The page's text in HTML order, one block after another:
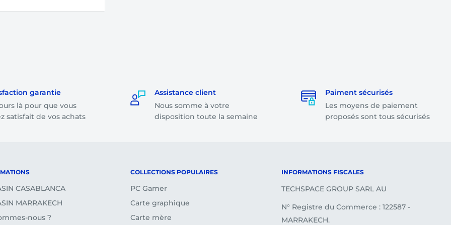
le montant total de
garantie
là pour que vous
satisfait de vos achats
Assistance client
Nous somme à votre
disposition toute la semaine
Paiment sécurisés
Les moyens de paiement
proposés sont tous sécurisés
CASABLANCA
MARRAKECH
nous ?
COLLECTIONS POPULAIRES
PC Gamer
Carte graphique
Carte mère
INFORMATIONS FISCALES
TECHSPACE GROUP SARL AU
N° Registre du Commerce : 122587 -
MARRAKECH.